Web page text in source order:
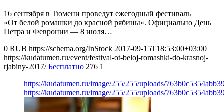
16 сентября в Тюмени проведут ежегодный фестиваль
«От белой ромашки до красной рябины». Официально День
Петра и Февронии — 8 июля…
0 RUB https://schema.org/InStock 2017-09-15T18:53:00+03:00
https://kudatumen.ru/event/festival-ot-beloj-romashki-do-krasnoj-
rjabiny-2017/ Бесплатно 276 1
https://kudatumen.ru/image/255/255/uploads/
https://kudatumen.ru/image/255/255/uploads/